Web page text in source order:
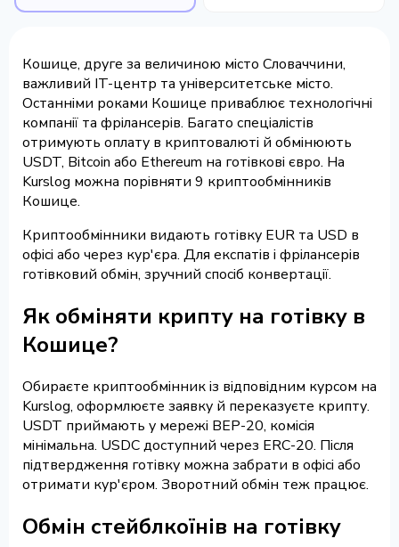
Кошице, друге за величиною місто Словаччини,
важливий IT-центр та університетське місто.
Останніми роками Кошице приваблює технологічні
компанії та фрілансерів. Багато спеціалістів
отримують оплату в криптовалюті й обмінюють
USDT, Bitcoin або Ethereum на готівкові євро. На
Kurslog можна порівняти 9 криптообмінників
Кошице.
Криптообмінники видають готівку EUR та USD в
офісі або через кур'єра. Для експатів і фрілансерів
готівковий обмін, зручний спосіб конвертації.
Як обміняти крипту на готівку в
Кошице?
Обираєте криптообмінник із відповідним курсом на
Kurslog, оформлюєте заявку й переказуєте крипту.
USDT приймають у мережі BEP-20, комісія
мінімальна. USDC доступний через ERC-20. Після
підтвердження готівку можна забрати в офісі або
отримати кур'єром. Зворотний обмін теж працює.
Обмін стейблкоїнів на готівку